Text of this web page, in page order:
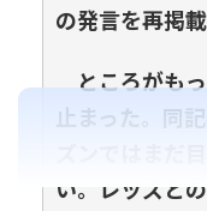
の発言を再掲載
ところがも
止まった。同
ズンではまだ
い。レッズと